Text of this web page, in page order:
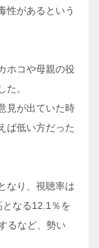
性があるという
ホコや母親の役
。
見が出ていた時
ば低い方だった
なり、視聴率は
なる12.1％を
るなど、勢い